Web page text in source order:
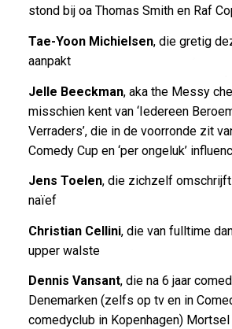
stond bij oa Thomas Smith en Raf
Tae-Yoon Michielsen, die gretig
aanpakt
Jelle Beeckman, aka the Messy
misschien kent van ‘Iedereen
Verraders’, die in de voorronde zit
Comedy Cup en ‘per ongeluk’
Jens Toelen, die zichzelf
naïef
Christian Cellini, die van fulltime
upper walste
Dennis Vansant, die na 6 jaar
Denemarken (zelfs op tv en in
comedyclub in Kopenhagen)